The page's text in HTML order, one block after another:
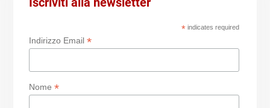
Iscriviti alla newsletter
*indicates required
Indirizzo Email *
Nome *